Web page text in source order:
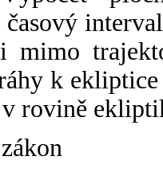
mimo
k
rovině